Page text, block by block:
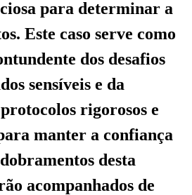
para determinar a
Este caso serve como
dos desafios
sensíveis e da
rigorosos e
manter a confiança
desta
acompanhados de